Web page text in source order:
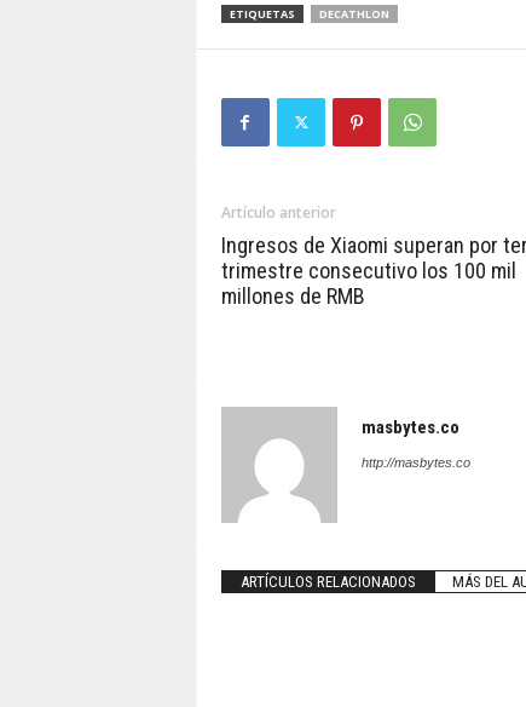
ETIQUETAS DECATHLON
Artículo anterior
Ingresos de Xiaomi superan por
trimestre consecutivo los 100 mil
millones de RMB
masbytes.co
http://masbytes.co
ARTÍCULOS RELACIONADOS MÁS DEL